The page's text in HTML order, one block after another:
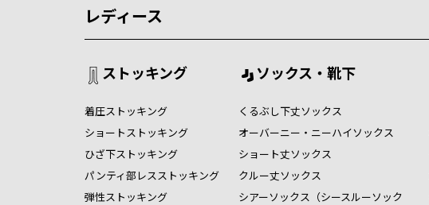
レディース
ストッキング
着圧ストッキング
ショートストッキング
ひざ下ストッキング
パンティ部レスストッキング
弾性ストッキング
ソックス・靴下
くるぶし下丈ソックス
オーバーニー・ニーハイソックス
ショート丈ソックス
クルー丈ソックス
シアーソックス（シースルーソック